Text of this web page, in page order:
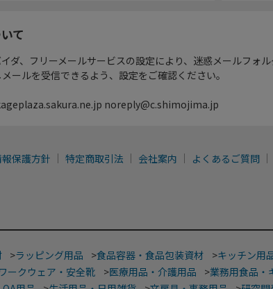
て
ダ、フリーメールサービスの設定により、迷惑メールフォ
ールを受信できるよう、設定をご確認ください。
noreply@c.shimojima.jp
保護方針 特定商取引法 会社案内 よくあるご質問
>ラッピング用品 >食品容器・食品包装資材 >キッチン用
ークウェア・安全靴 >医療用品・介護用品 >業務用食品・